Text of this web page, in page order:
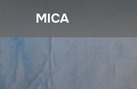
MICA